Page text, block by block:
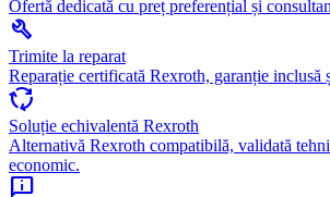
Ofertă dedicată cu preț preferențial și
build
Trimite la reparat
Reparație certificată Rexroth, garanție inclusă
cycle
Soluție echivalentă Rexroth
Alternativă Rexroth compatibilă, validată
economic.
chat_info